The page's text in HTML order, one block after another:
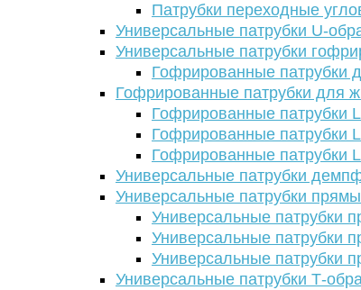
Патрубки переходные
Универсальные патрубки U-
Универсальные патрубки
Гофрированные патрубки
Гофрированные патрубки для
Гофрированные патрубки
Гофрированные патрубки
Гофрированные патрубки
Универсальные патрубки
Универсальные патрубки
Универсальные патрубки
Универсальные патрубки
Универсальные патрубки
Универсальные патрубки Т-